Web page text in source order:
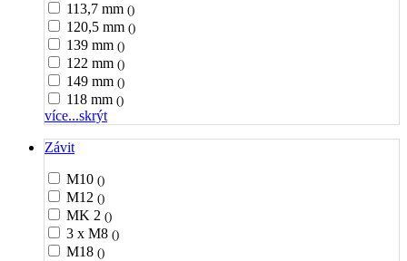
113,7 mm ()
120,5 mm ()
139 mm ()
122 mm ()
149 mm ()
118 mm ()
více...skrýt
Závit
M10 ()
M12 ()
MK 2 ()
3 x M8 ()
M18 ()